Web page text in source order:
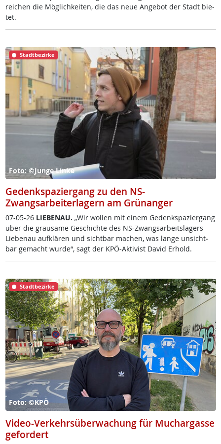
rei­chen die Mög­lich­kei­ten, die das neue An­ge­bot der Stadt bie­
tet.
Stadtbezirke
Foto: ©Junge Linke
Gedenkspaziergang zu den NS-
Zwangsarbeiterlagern am Grünanger
07-05-26 LIE­BENAU. „Wir wol­len mit ei­nem Ge­denk­spa­zier­gang
über die grau­sa­me Ge­schich­te des NS-Zwangs­ar­beits­la­gers
Lie­benau auf­klä­ren und sicht­bar ma­chen, was lan­ge un­sicht­
bar ge­macht wur­de“, sagt der KPÖ-Ak­ti­vist Da­vid Er­hold.
Stadtbezirke
Foto: ©KPÖ
Video-Verkehrsüberwachung für Muchargasse
gefordert